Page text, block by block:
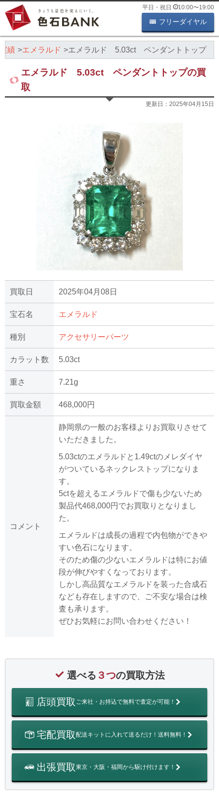
平日・祝日 10:00〜19:00
フリーダイヤル
績 エメラルド エメラルド 5.03ct ペンダントトップ
エメラルド 5.03ct ペンダントトップの買
取
更新日： 2025年04月15日
買取日 2025年04月08日
宝石名 エメラルド
種別 アクセサリーパーツ
カラット数 5.03ct
重さ 7.21g
買取金額 468,000円
コメント
静岡県の一般のお客様よりお買取りさせて
いただきました。
5.03ctのエメラルドと1.49ctのメレダイヤ
がついているネックレストップになりま
す。
5ctを超えるエメラルドで傷も少ないため
製品代468,000円でお買取りとなりまし
た。
エメラルドは成長の過程で内包物ができや
すい色石になります。
そのため傷の少ないエメラルドは特にお値
段が伸びやすくなっております。
しかし高品質なエメラルドを装った合成石
なども存在しますので、ご不安な場合は検
査も承ります。
ぜひお気軽にお問い合わせください！
選べる ３つの買取方法
店頭買取 ご来社・お持込で無料で査定が可能！
宅配買取配送キットに入れて送るだけ！送料無料！
出張買取東京・大阪・福岡から駆け付けます！